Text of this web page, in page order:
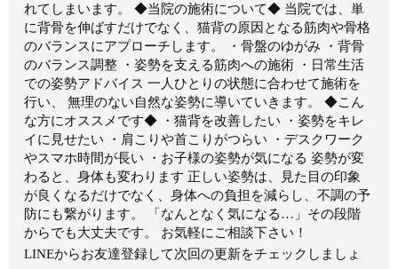
れてしまいます。 ◆当院の施術について◆ 当院では、単
に背骨を伸ばすだけでなく、猫背の原因となる筋肉や骨格
のバランスにアプローチします。 ・骨盤のゆがみ ・背骨
のバランス調整 ・姿勢を支える筋肉への施術 ・日常生活
での姿勢アドバイス 一人ひとりの状態に合わせて施術を
行い、 無理のない自然な姿勢に導いていきます。 ◆こん
な方にオススメです◆ ・猫背を改善したい ・姿勢をキレ
イに見せたい ・肩こりや首こりがつらい ・デスクワーク
やスマホ時間が長い ・お子様の姿勢が気になる 姿勢が変
わると、身体も変わります 正しい姿勢は、見た目の印象
が良くなるだけでなく、身体への負担を減らし、不調の予
防にも繋がります。 「なんとなく気になる…」その段階
からでも大丈夫です。 お気軽にご相談下さい！
LINEからお友達登録して次回の更新をチェックしましょ